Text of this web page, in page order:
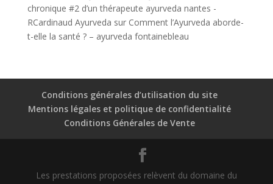
chronique #2 d’un thérapeute ayurveda nantes -
RCardinaud Ayurveda sur Comment l’Ayurveda aborde-
t-elle la santé ? – ayurveda fontainebleau
Conditions générales d’utilisation du site
Mentions légales et politique de confidentialité
Conditions Générales de Vente
Les prestations proposées relèvent du domaine du